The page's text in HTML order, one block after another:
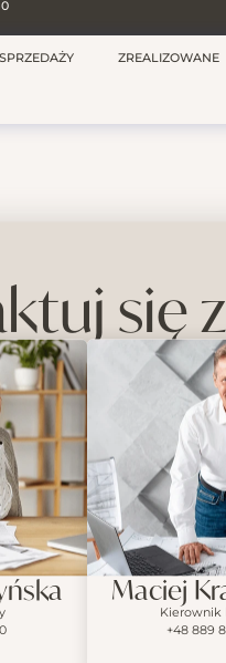
ZREALIZOWANE
się
Maciej
Kierownik
+48 889